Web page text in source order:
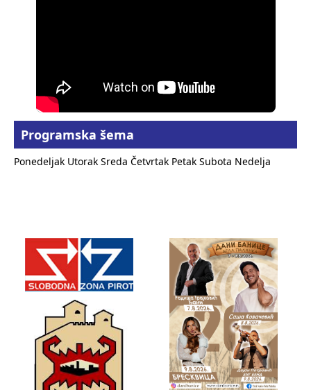
Programska šema
Ponedeljak Utorak Sreda Četvrtak Petak Subota Nedelja